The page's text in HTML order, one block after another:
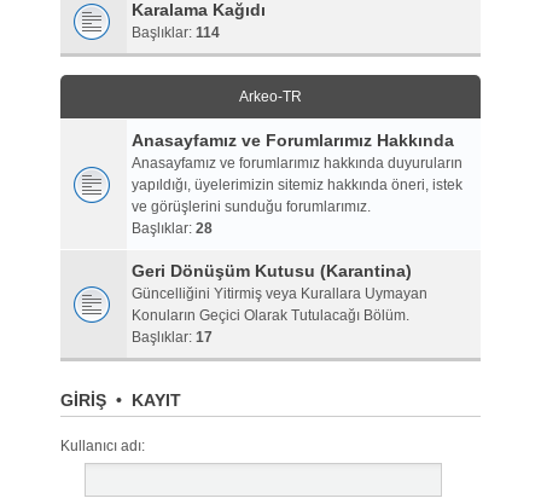
Karalama Kağıdı
Başlıklar: 114
Arkeo-TR
Anasayfamız ve Forumlarımız Hakkında
Anasayfamız ve forumlarımız hakkında duyuruların
yapıldığı, üyelerimizin sitemiz hakkında öneri, istek
ve görüşlerini sunduğu forumlarımız.
Başlıklar: 28
Geri Dönüşüm Kutusu (Karantina)
Güncelliğini Yitirmiş veya Kurallara Uymayan
Konuların Geçici Olarak Tutulacağı Bölüm.
Başlıklar: 17
GIRIŞ• KAYIT
Kullanıcı adı: